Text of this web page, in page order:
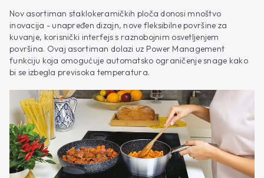
Nov asortiman staklokeramičkih ploča donosi mnoštvo
inovacija - unapređen dizajn, nove fleksibilne površine za
kuvanje, korisnički interfejs s raznobojnim osvetljenjem
površina. Ovaj asortiman dolazi uz Power Management
funkciju koja omogućuje automatsko ograničenje snage kako
bi se izbegla previsoka temperatura.